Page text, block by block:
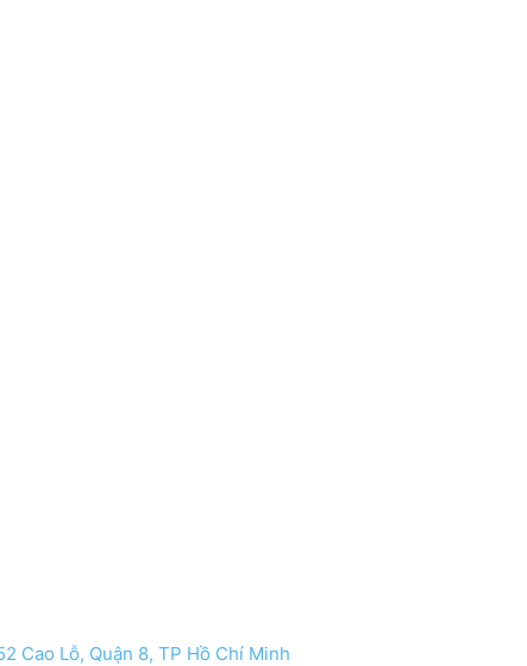
Cao Lỗ, Quận 8, TP Hồ Chí Minh